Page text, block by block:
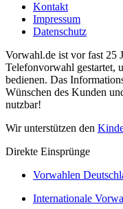
Kontakt
Impressum
Datenschutz
Vorwahl.de ist vor fast 25
Telefonvorwahl gestartet,
bedienen. Das
Wünschen des Kunden
nutzbar!
Wir unterstützen den
Direkte Einsprünge
Vorwahlen
Internationale